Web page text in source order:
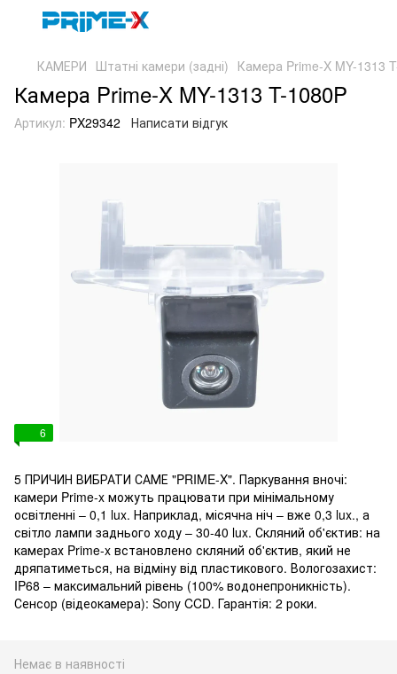
КАМЕРИ Штатні камери (задні) Камера Prime-X MY-1313
Камера Prime-X MY-1313 T-1080P
Артикул: PX29342 Написати відгук
6
5 ПРИЧИН ВИБРАТИ САМЕ "PRIME-X". Паркування вночі:
камери Prime-x можуть працювати при мінімальному
освітленні – 0,1 lux. Наприклад, місячна ніч – вже 0,3 lux., а
світло лампи заднього ходу – 30-40 lux. Скляний об'єктив: на
камерах Prime-x встановлено скляний об'єктив, який не
дряпатиметься, на відміну від пластикового. Вологозахист:
IP68 – максимальний рівень (100% водонепроникність).
Сенсор (відеокамера): Sony CCD. Гарантія: 2 роки.
Немає в наявності